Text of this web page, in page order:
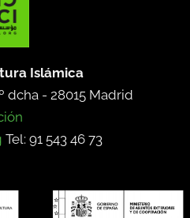
Islámica
dcha - 28015 Madrid
Tel: 91 543 46 73